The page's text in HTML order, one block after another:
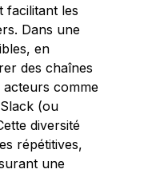
facilitant les
Dans une
en
des chaînes
acteurs comme
(ou
diversité
répétitives,
une